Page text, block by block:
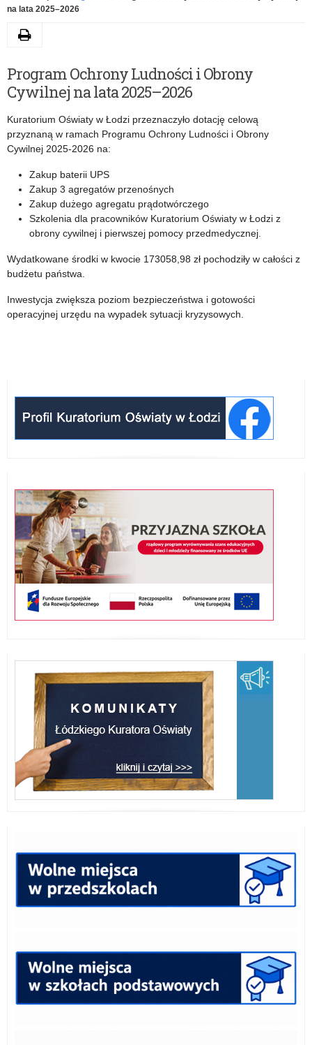
na lata 2025–2026
Program Ochrony Ludności i Obrony
Cywilnej na lata 2025–2026
Kuratorium Oświaty w Łodzi przeznaczyło dotację celową
przyznaną w ramach Programu Ochrony Ludności i Obrony
Cywilnej 2025-2026 na:
Zakup baterii UPS
Zakup 3 agregatów przenośnych
Zakup dużego agregatu prądotwórczego
Szkolenia dla pracowników Kuratorium Oświaty w Łodzi z
obrony cywilnej i pierwszej pomocy przedmedycznej.
Wydatkowane środki w kwocie 173058,98 zł pochodziły w całości z
budżetu państwa.
Inwestycja zwiększa poziom bezpieczeństwa i gotowości
operacyjnej urzędu na wypadek sytuacji kryzysowych.
Drukuj